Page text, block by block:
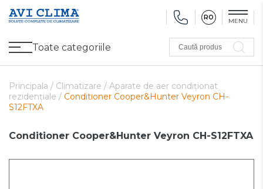
RO MENU
Toate categoriile
Climatizare
Ventilare
Caută produs
Principala / Climatizare / Aparate de aer condiționat
rezidențiale / Conditioner Cooper&Hunter Veyron CH-
S12FTXA
Conditioner Cooper&Hunter Veyron CH-S12FTXA